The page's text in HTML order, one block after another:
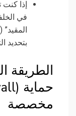
إذا
في
بتحديد
الطريقة
مخصصة